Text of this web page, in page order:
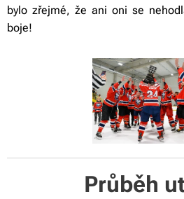
bylo zřejmé, že ani oni se
boje!
Průběh